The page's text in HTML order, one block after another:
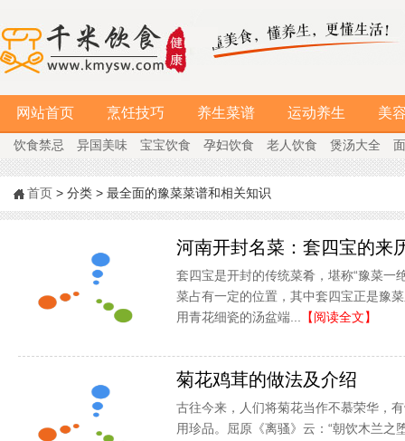
网站首页 烹饪技巧 养生菜谱 运动养生 美
饮食禁忌 异国美味 宝宝饮食 孕妇饮食 老人饮食 煲汤大全
首页 > 分类 > 最全面的豫菜菜谱和相关知识
河南开封名菜：套四宝的来
套四宝是开封的传统菜肴，堪称“豫菜一
菜占有一定的位置，其中套四宝正是豫
用青花细瓷的汤盆端...
【阅读全文】
菊花鸡茸的做法及介绍
古往今来，人们将菊花当作不慕荣华，
用珍品。屈原《离骚》云：“朝饮木兰之